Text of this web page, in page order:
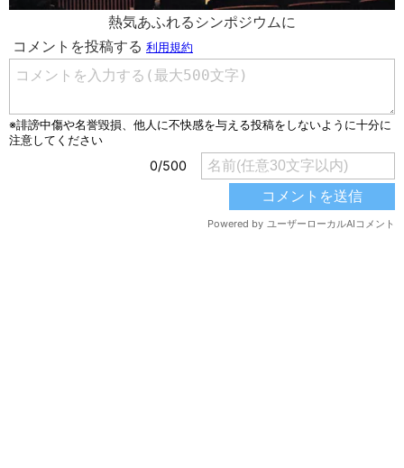
熱気あふれるシンポジウムに